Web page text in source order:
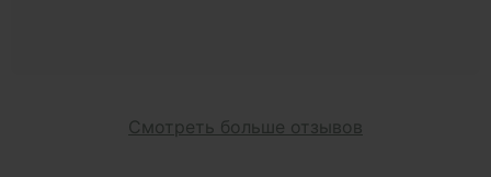
Смотреть больше отзывов